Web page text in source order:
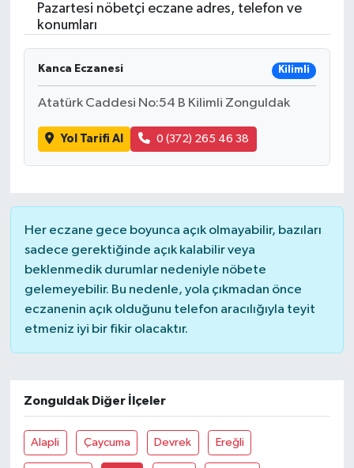
Pazartesi nöbetçi eczane adres, telefon ve
konumları
Kanca Eczanesi Kilimli
Atatürk Caddesi No:54 B Kilimli Zonguldak
Yol Tarifi Al 0 (372) 265 46 38
Her eczane gece boyunca açık olmayabilir, bazıları
sadece gerektiğinde açık kalabilir veya
beklenmedik durumlar nedeniyle nöbete
gelemeyebilir. Bu nedenle, yola çıkmadan önce
eczanenin açık olduğunu telefon aracılığıyla teyit
etmeniz iyi bir fikir olacaktır.
Zonguldak Diğer İlçeler
Alapli Çaycuma Devrek Ereğli